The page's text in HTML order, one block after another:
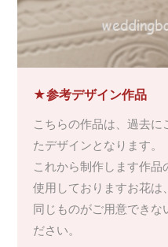
★参考デザイン作品
こちらの作品は、過去
たデザインとなります。
これから制作します作品
使用しておりますお花は
同じものがご用意できな
ださい。